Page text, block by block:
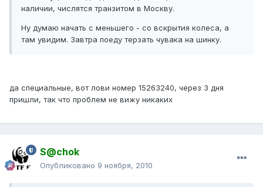
наличии, числятся транзитом в Москву.
Ну думаю начать с меньшего - со вскрытия колеса, а
там увидим. Завтра поеду терзать чувака на шинку.
да специальные, вот лови номер 15263240, через 3 дня
пришли, так что проблем не вижу никаких
S@chok
Опубликовано 9 ноября, 2010